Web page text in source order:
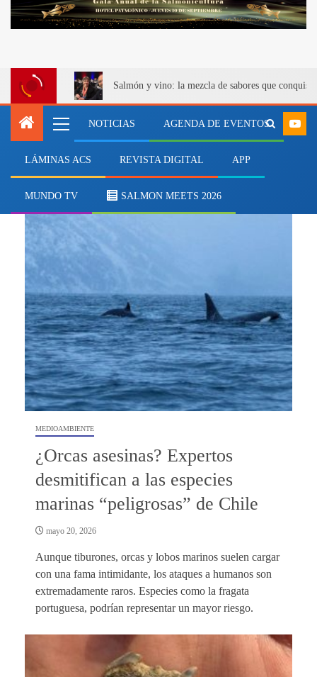
Salmón y vino: la mezcla de sabores que
NOTICIAS AGENDA DE EVENTOS
LÁMINAS ACS REVISTA DIGITAL APP
MUNDO TV SALMON MEETS 2026
tiburones
MEDIOAMBIENTE
¿Orcas asesinas? Expertos
desmitifican a las especies
marinas “peligrosas” de Chile
mayo 20, 2026
Aunque tiburones, orcas y lobos marinos suelen cargar
con una fama intimidante, los ataques a humanos son
extremadamente raros. Especies como la fragata
portuguesa, podrían representar un mayor riesgo.